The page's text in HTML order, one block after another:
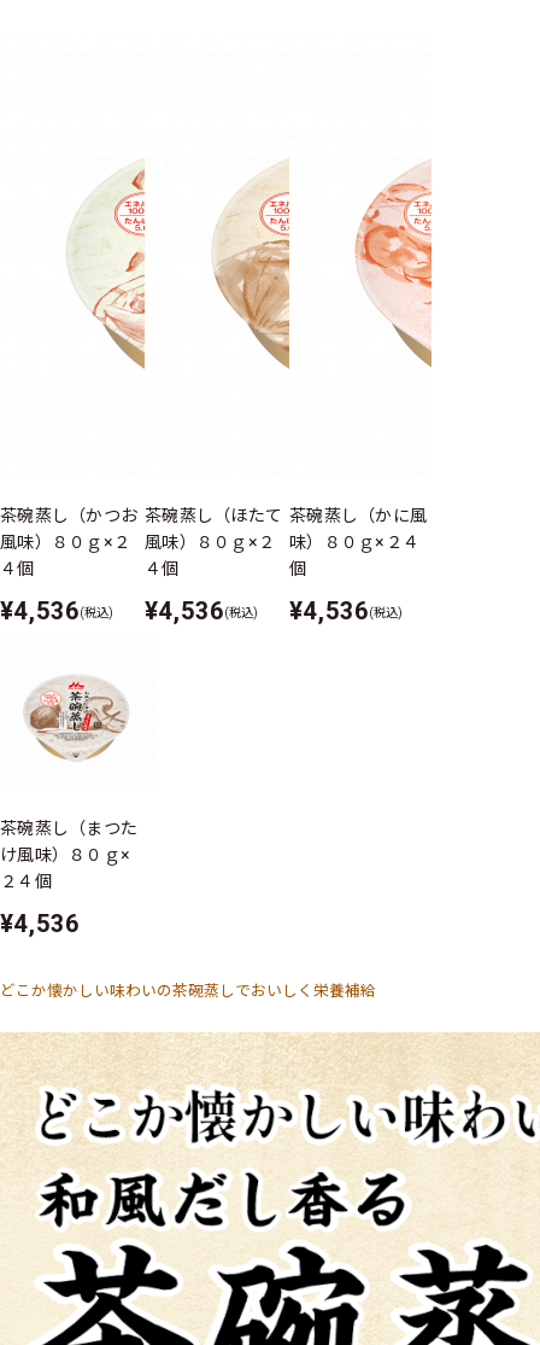
茶碗蒸し（かつお
風味）８０ｇ×２
４個
¥4,536(税込)
茶碗蒸し（ほたて
風味）８０ｇ×２
４個
¥4,536(税込)
茶碗蒸し（かに風
味）８０ｇ×２４
個
¥4,536(税込)
茶碗蒸し（まつた
け風味）８０ｇ×
２４個
¥4,536
どこか懐かしい味わいの茶碗蒸しでおいしく栄養補給